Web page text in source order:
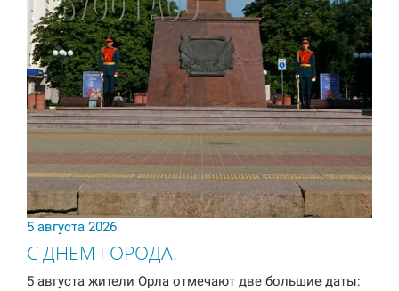
5 августа 2026
С ДНЕМ ГОРОДА!
5 августа жители Орла отмечают две большие даты: